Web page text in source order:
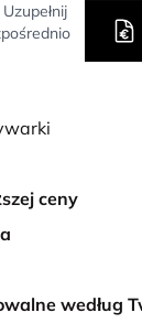
ceny
według